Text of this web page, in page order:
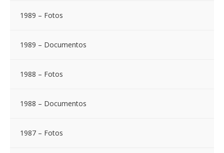
1989 – Fotos
1989 – Documentos
1988 – Fotos
1988 – Documentos
1987 – Fotos